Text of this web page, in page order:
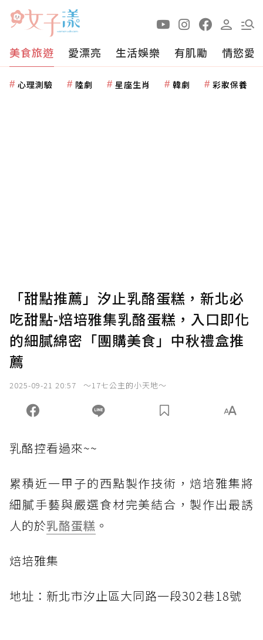
美食旅遊 愛漂亮 生活娛樂 有肌勵 情慾愛
心理測驗 陸劇 星座生肖 韓劇 彩妝保養
「甜點推薦」汐止乳酪蛋糕，新北必
吃甜點-焙培雅集乳酪蛋糕，入口即化
的細膩綿密「團購美食」中秋禮盒推
薦
2025-09-21 20:57 ～17七公主的小天地～
乳酪控看過來~~
累積近一甲子的西點製作技術，焙培雅集將
細膩手藝與嚴選食材完美結合，製作出最誘
人的於乳酪蛋糕 。
焙培雅集
地址：新北市汐止區大同路一段302巷18號